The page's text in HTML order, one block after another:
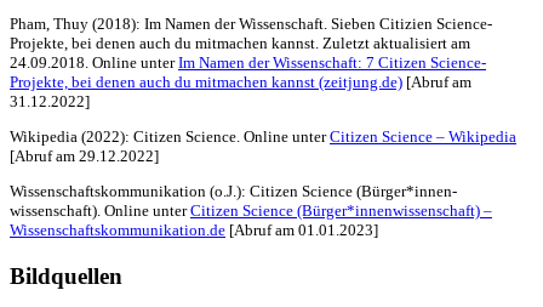
Pham, Thuy (2018): Im Namen der Wissenschaft. Sieben Citizien Science-
Projekte, bei denen auch du mitmachen kannst. Zuletzt aktualisiert am
24.09.2018. Online unterIm Namen der Wissenschaft: 7 Citizen Science-
Projekte, bei denen auch du mitmachen kannst (zeitjung.de) [Abruf am
31.12.2022]
Wikipedia (2022): Citizen Science. Online unterCitizen Science – Wikipedia
[Abruf am 29.12.2022]
Wissenschaftskommunikation (o.J.): Citizen Science (Bürger*innen­
wissenschaft). Online unterCitizen Science (Bürger*innen­wissenschaft) –
Wissenschaftskommunikation.de [Abruf am 01.01.2023]
Bildquellen